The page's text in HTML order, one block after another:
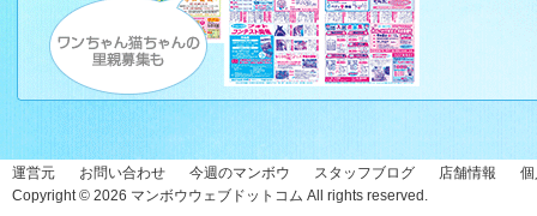
運営元 お問い合わせ 今週のマンボウ スタッフブログ 店舗情報
Copyright © 2026 マンボウウェブドットコム All rights reserved.